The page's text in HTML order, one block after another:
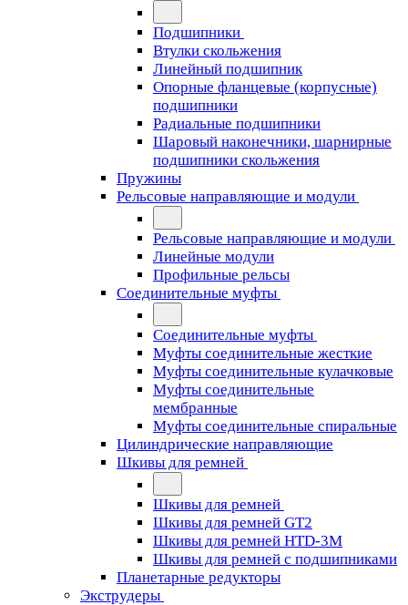
Подшипники
Втулки скольжения
Линейный подшипник
Опорные фланцевые (корпусные)
подшипники
Радиальные подшипники
Шаровый наконечники, шарнирные
подшипники скольжения
Пружины
Рельсовые направляющие и модули
Рельсовые направляющие и модули
Линейные модули
Профильные рельсы
Соединительные муфты
Соединительные муфты
Муфты соединительные жесткие
Муфты соединительные кулачковые
Муфты соединительные
мембранные
Муфты соединительные спиральные
Цилиндрические направляющие
Шкивы для ремней
Шкивы для ремней
Шкивы для ремней GT2
Шкивы для ремней HTD-3M
Шкивы для ремней с подшипниками
Планетарные редукторы
Экструдеры